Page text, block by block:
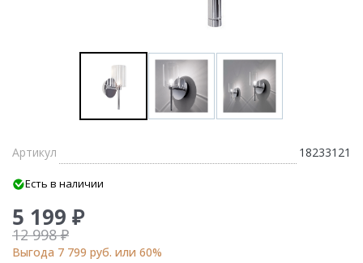
Артикул 18233121
Есть в наличии
5 199 ₽
12 998 ₽
Выгода 7 799 руб. или 60%